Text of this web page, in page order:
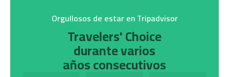
Orgullosos de estar en Tripadvisor
Travelers' Choice
durante varios
años consecutivos